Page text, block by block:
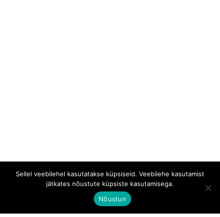
Sellel veebilehel kasutatakse küpsiseid. Veebilehe kasutamist
jätkates nõustute küpsiste kasutamisega.
Nõustun